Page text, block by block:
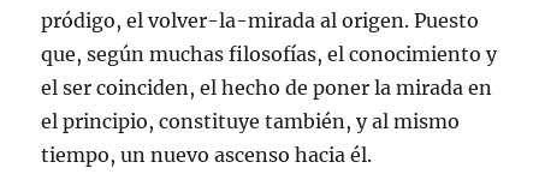
pródigo, el volver-la-mirada al origen. Puesto
que, según muchas filosofías, el conocimiento y
el ser coinciden, el hecho de poner la mirada en
el principio, constituye también, y al mismo
tiempo, un nuevo ascenso hacia él.